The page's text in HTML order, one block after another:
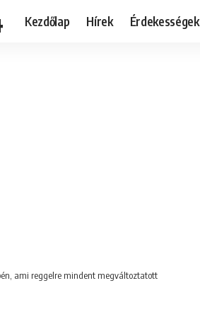
Kezdőlap Hírek Érdekességek
ami reggelre mindent megváltoztatott